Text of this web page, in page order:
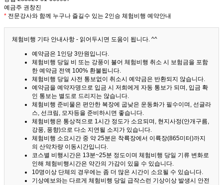
예금주 권창진
* 전문강사와 함께 누구나 즐길수 있는 2인승 체험비행 예약안내
체험비행 기타 안내사항 - 읽어두시면 도움이 됩니다. ^^
예약금은 1인당 3만원입니다.
체험비행 당일 비 또는 강풍이 불어 체험비행 취소 시 보험금을 포함
한 예약금 전액 100% 환불됩니다.
체험비행 당일 사전 통보없이 취소시 예약금은 반환되지 않습니다.
예약금을 예약자명으로 입금 시 저희에게 자동 통보가 되며, 입금 확
인 통보는 별도로 드리지는 않습니다.
체험비행 준비물은 편안한 복장에 굽낮은 운동화가 필수이며, 선글라
스, 선크림, 모자등을 준비하시면 좋습니다.
체험비행은 통상적으로 1시간 정도가 소요되며, 현지사정(안개구름,
강풍, 풍향)으로 다소 지연될 소지가 있습니다.
체험비행 소요시간 중 약 25분은 착륙장에서 이륙장(865미터)까지
의 산악차량 이동시간입니다.
코스별 비행시간은 13분~25분 정도이며 체험비행 당일 기류 변화로
인해 체험비행시간은 약간의 가감이 있을 수 있습니다.
10명이상 단체의 경우에는 좀 더 많은 시간이 소요될 수 있습니다.
기상예보와는 다르게 체험비행 당일 급작스런 기상이상 발생시 안전